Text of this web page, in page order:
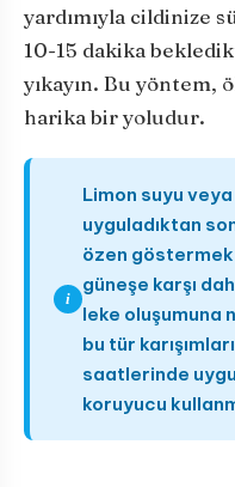
yardımıyla cildinize
10-15 dakika
yıkayın. Bu yöntem,
harika bir yoludur.
i
Limon suyu veya
uyguladıktan
özen
güneşe karşı
leke oluşumuna
bu tür
saatlerinde
koruyucu